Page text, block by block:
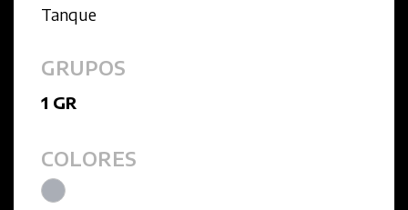
Tanque
GRUPOS
1 GR
COLORES